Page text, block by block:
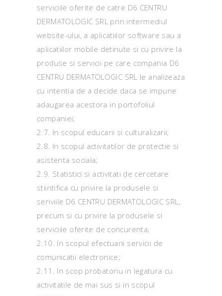
serviciile oferite de catre D6 CENTRU
DERMATOLOGIC SRL prin intermediul
website-ului, a aplicatiilor software sau a
aplicatiilor mobile detinute si cu privire la
produse si servicii pe care compania D6
CENTRU DERMATOLOGIC SRL le analizeaza
cu intentia de a decide daca se impune
adaugarea acestora in portofoliul
companiei;
2.7. In scopul educarii si culturalizarii;
2.8. In scopul activitatilor de protectie si
asistenta sociala;
2.9. Statistici si activitati de cercetare
stiintifica cu privire la produsele si
seriviile D6 CENTRU DERMATOLOGIC SRL,
precum si cu privire la produsele si
serviciile oferite de concurenta;
2.10. In scopul efectuarii servicii de
comunicatii electronice;
2.11. In scop probatoriu in legatura cu
activitatile de mai sus si in scopul